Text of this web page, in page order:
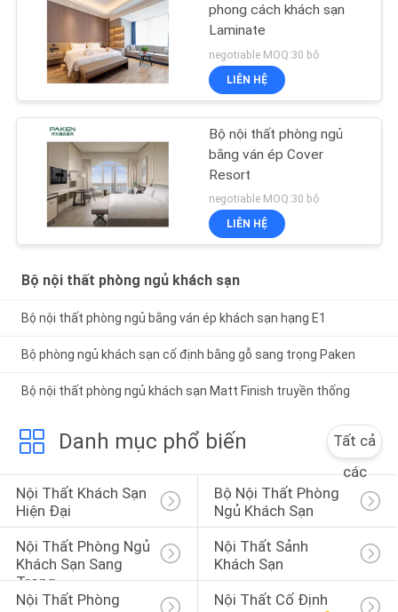
phong cách khách sạn
Laminate
negotiable MOQ:30 bộ
LIÊN HỆ
Bộ nội thất phòng ngủ
bằng ván ép Cover
Resort
negotiable MOQ:30 bộ
LIÊN HỆ
Bộ nội thất phòng ngủ khách sạn
Bộ nội thất phòng ngủ bằng ván ép khách sạn hạng E1
Bộ phòng ngủ khách sạn cố định bằng gỗ sang trọng Paken
Bộ nội thất phòng ngủ khách sạn Matt Finish truyền thống
Danh mục phổ biến
Tất cả
các
Nội Thất Khách Sạn
Hiện Đại
Bộ Nội Thất Phòng
Ngủ Khách Sạn
Nội Thất Phòng Ngủ
Khách Sạn Sang
Trọng
Nội Thất Sảnh
Khách Sạn
Nội Thất Phòng
Nội Thất Cố Định